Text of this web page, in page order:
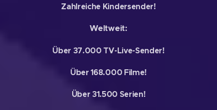
Zahlreiche Kindersender!
Weltweit:
Über 37.000 TV-Live-Sender!
Über 168.000 Filme!
Über 31.500 Serien!